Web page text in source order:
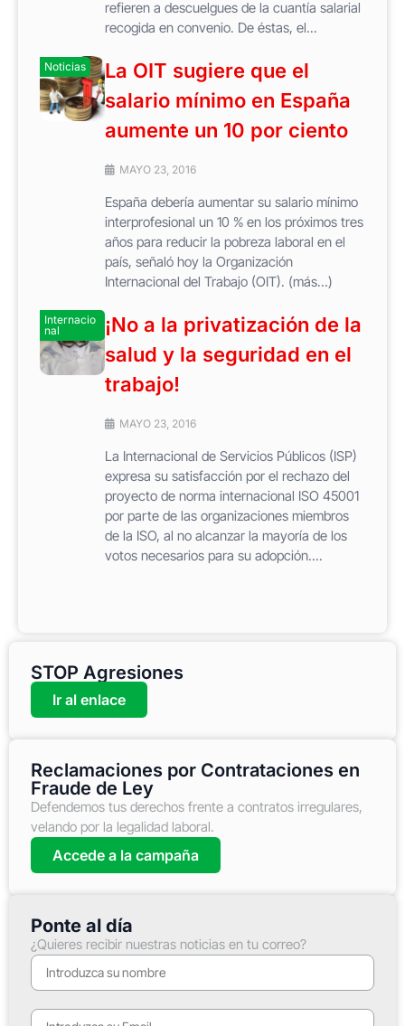
refieren a descuelgues de la cuantía salarial
recogida en convenio. De éstas, el...
Noticias
La OIT sugiere que el
salario mínimo en España
aumente un 10 por ciento
MAYO 23, 2016
España debería aumentar su salario mínimo
interprofesional un 10 % en los próximos tres
años para reducir la pobreza laboral en el
país, señaló hoy la Organización
Internacional del Trabajo (OIT). (más…)
Internacio
nal
¡No a la privatización de la
salud y la seguridad en el
trabajo!
MAYO 23, 2016
La Internacional de Servicios Públicos (ISP)
expresa su satisfacción por el rechazo del
proyecto de norma internacional ISO 45001
por parte de las organizaciones miembros
de la ISO, al no alcanzar la mayoría de los
votos necesarios para su adopción....
STOP Agresiones
Ir al enlace
Reclamaciones por Contrataciones en
Fraude de Ley
Defendemos tus derechos frente a contratos irregulares,
velando por la legalidad laboral.
Accede a la campaña
Ponte al día
¿Quieres recibir nuestras noticias en tu correo?